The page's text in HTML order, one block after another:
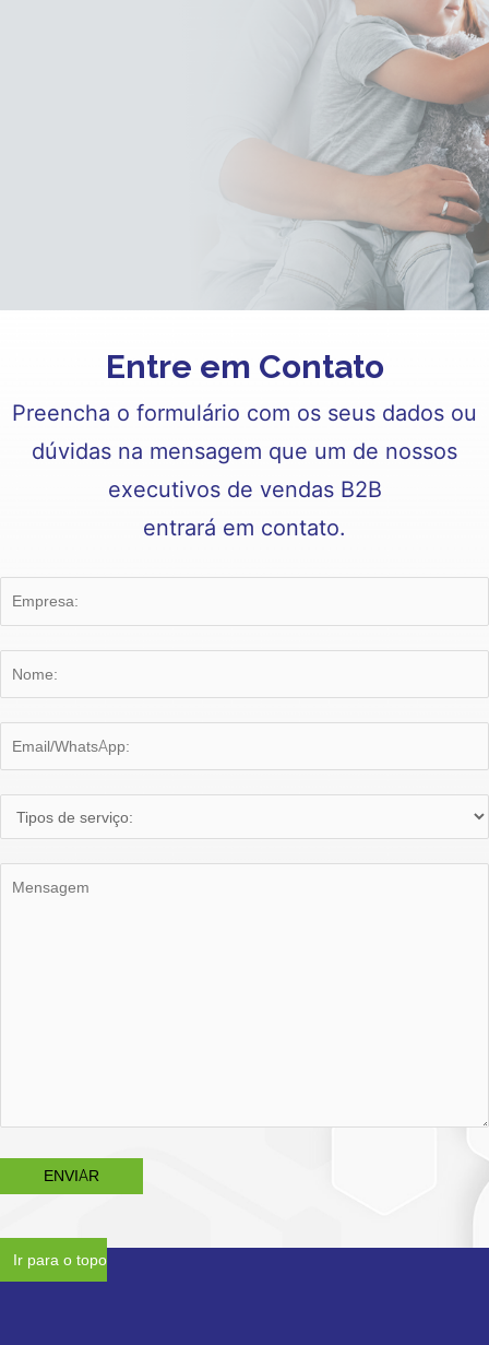
Entre em Contato
Preencha o formulário com os seus dados ou
dúvidas na mensagem que um de nossos
executivos de vendas B2B
entrará em contato.
Ir para o topo